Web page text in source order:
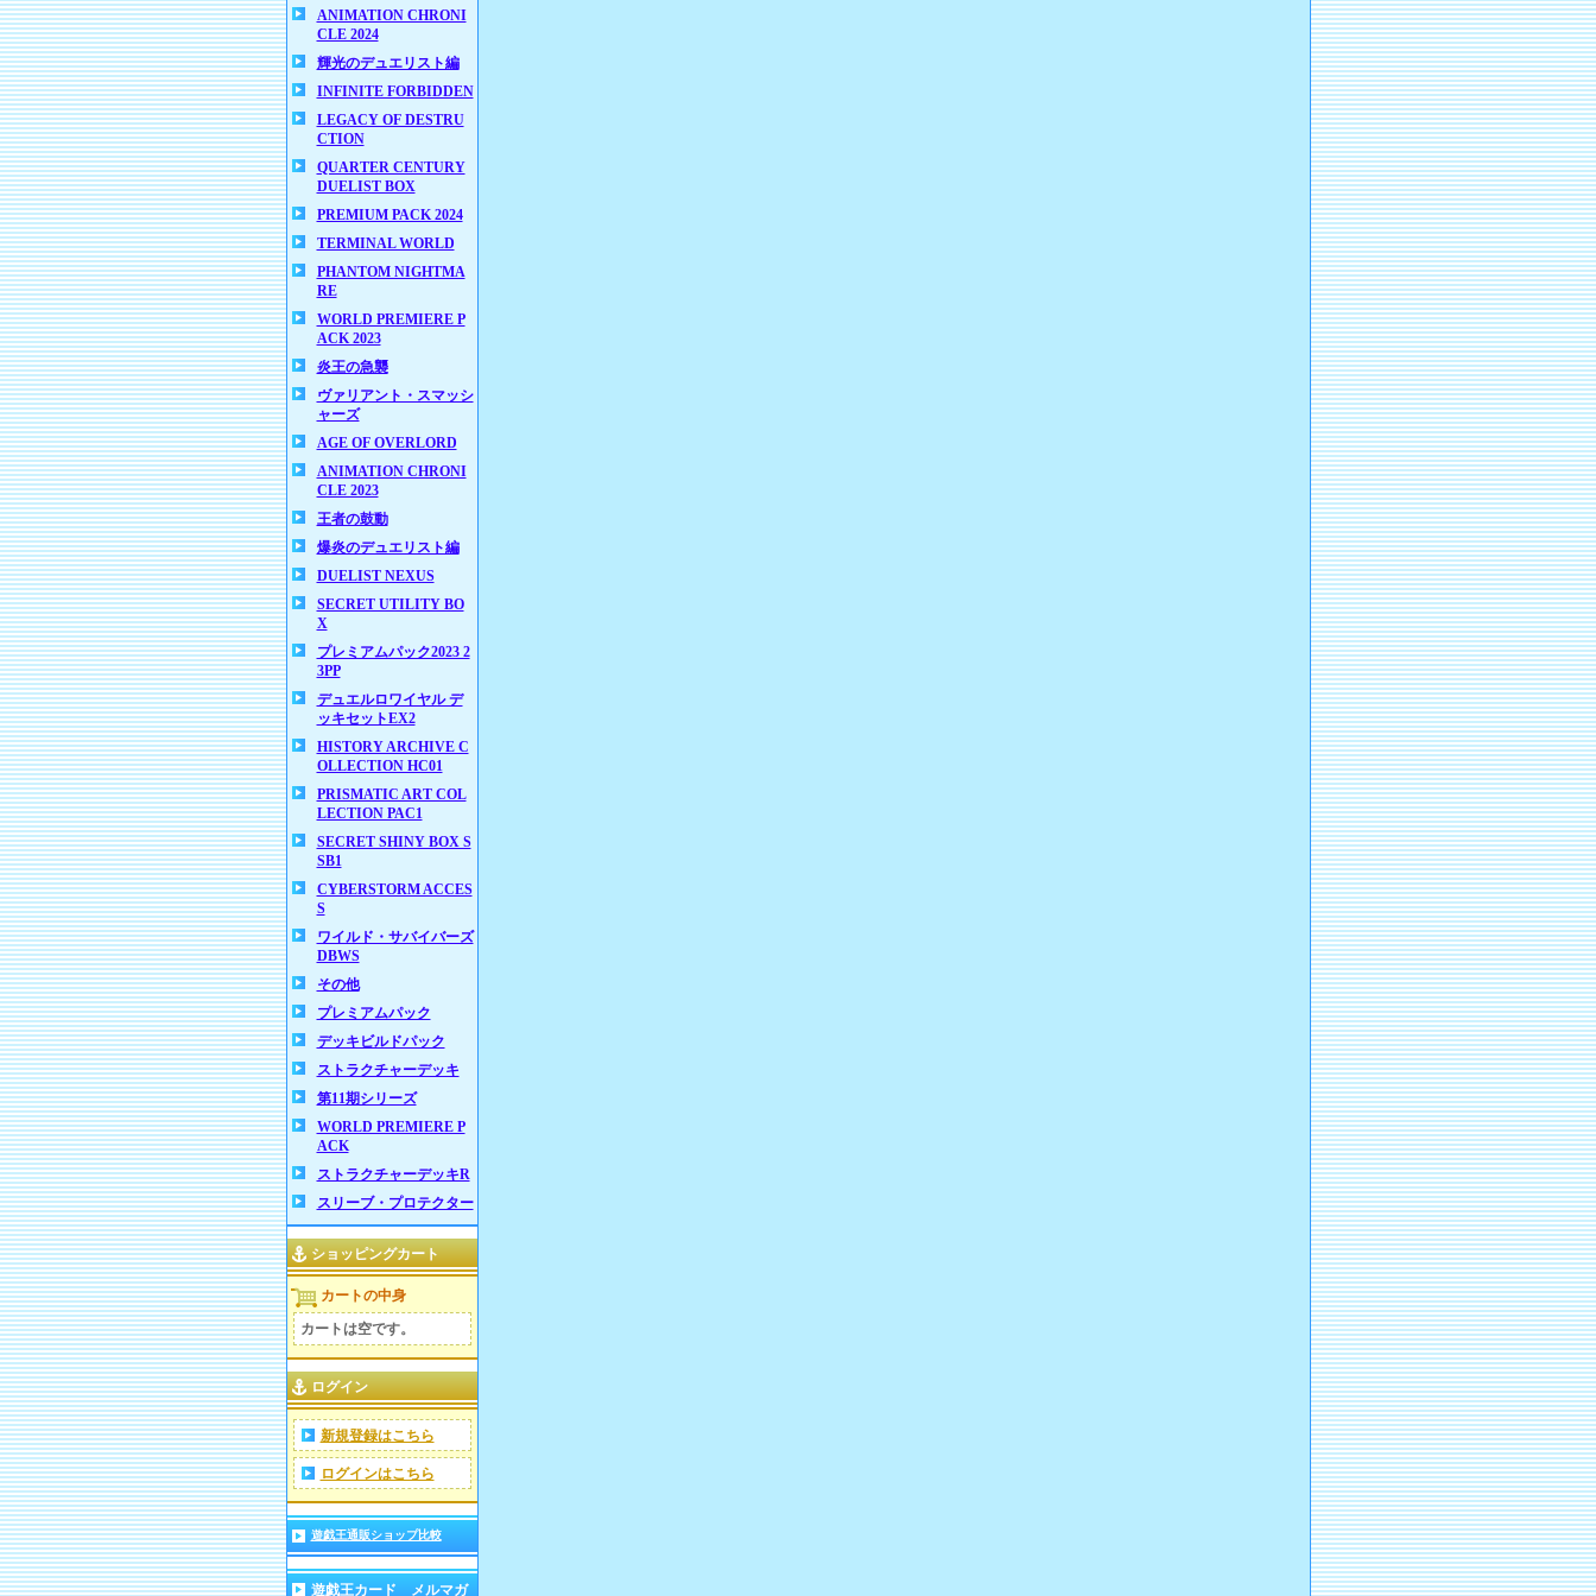
ANIMATION CHRONI
CLE 2024
輝光のデュエリスト編
INFINITE FORBIDDEN
LEGACY OF DESTRU
CTION
QUARTER CENTURY
DUELIST BOX
PREMIUM PACK 2024
TERMINAL WORLD
PHANTOM NIGHTMA
RE
WORLD PREMIERE P
ACK 2023
炎王の急襲
ヴァリアント・スマッシ
ャーズ
AGE OF OVERLORD
ANIMATION CHRONI
CLE 2023
王者の鼓動
爆炎のデュエリスト編
DUELIST NEXUS
SECRET UTILITY BO
X
プレミアムパック2023 2
3PP
デュエルロワイヤル デ
ッキセットEX2
HISTORY ARCHIVE C
OLLECTION HC01
PRISMATIC ART COL
LECTION PAC1
SECRET SHINY BOX S
SB1
CYBERSTORM ACCES
S
ワイルド・サバイバーズ
DBWS
その他
プレミアムパック
デッキビルドパック
ストラクチャーデッキ
第11期シリーズ
WORLD PREMIERE P
ACK
ストラクチャーデッキR
スリーブ・プロテクター
ショッピングカート
カートの中身
カートは空です。
ログイン
新規登録はこちら
ログインはこちら
遊戯王通販ショップ比較
遊戯王カード メルマガ